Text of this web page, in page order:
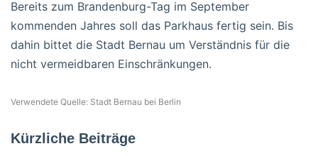
Bereits zum Brandenburg-Tag im September
kommenden Jahres soll das Parkhaus fertig sein. Bis
dahin bittet die Stadt Bernau um Verständnis für die
nicht vermeidbaren Einschränkungen.
Verwendete Quelle: Stadt Bernau bei Berlin
Kürzliche Beiträge